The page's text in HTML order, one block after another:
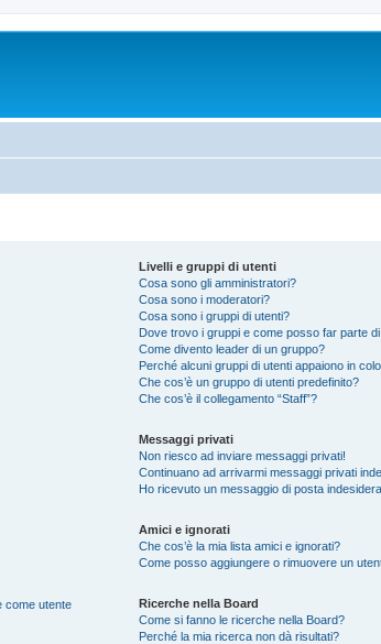
come utente
Livelli e gruppi di utenti
Cosa sono gli amministratori?
Cosa sono i moderatori?
Cosa sono i gruppi di utenti?
Dove trovo i gruppi e come posso far parte
Come divento leader di un gruppo?
Perché alcuni gruppi di utenti appaiono in
Che cos’è un gruppo di utenti predefinito?
Che cos’è il collegamento “Staff”?
Messaggi privati
Non riesco ad inviare messaggi privati!
Continuano ad arrivarmi messaggi privati
Ho ricevuto un messaggio di posta
Amici e ignorati
Che cos’è la mia lista amici e ignorati?
Come posso aggiungere o rimuovere un
Ricerche nella Board
Come si fanno le ricerche nella Board?
Perché la mia ricerca non dà risultati?